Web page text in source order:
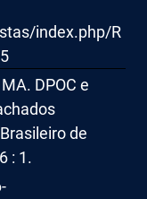
index.php/R
DPOC e
de
: 1.